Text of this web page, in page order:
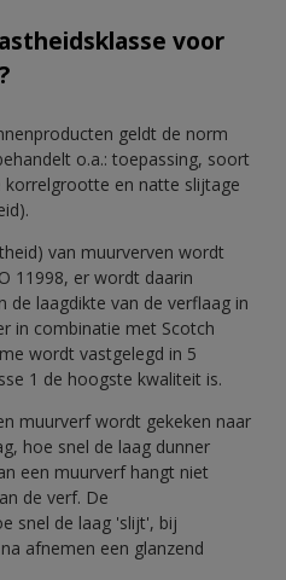
voor
geldt de norm
o.a.: toepassing, soort
korrelgrootte en natte slijtage
van muurverven wordt
11998, er wordt daarin
de laagdikte van de verflaag in
in combinatie met Scotch
wordt vastgelegd in 5
1 de hoogste kwaliteit is.
muurverf wordt gekeken naar
hoe snel de laag dunner
een muurverf hangt niet
de verf. De
snel de laag 'slijt', bij
afnemen een glanzend